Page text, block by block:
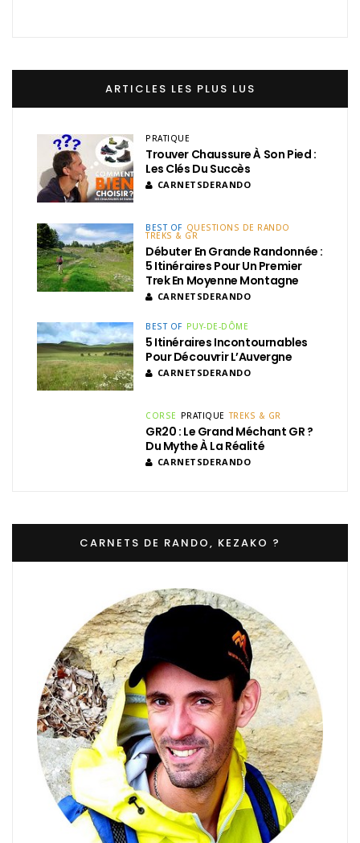
ARTICLES LES PLUS LUS
PRATIQUE
Trouver Chaussure À Son Pied :
Les Clés Du Succès
CARNETSDERANDO
BEST OF QUESTIONS DE RANDO
TREKS & GR
Débuter En Grande Randonnée :
5 Itinéraires Pour Un Premier
Trek En Moyenne Montagne
CARNETSDERANDO
BEST OF PUY-DE-DÔME
5 Itinéraires Incontournables
Pour Découvrir L’Auvergne
CARNETSDERANDO
CORSE PRATIQUE TREKS & GR
GR20 : Le Grand Méchant GR ?
Du Mythe À La Réalité
CARNETSDERANDO
CARNETS DE RANDO, KEZAKO ?